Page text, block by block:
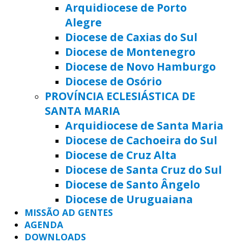
Arquidiocese de Porto
Alegre
Diocese de Caxias do Sul
Diocese de Montenegro
Diocese de Novo Hamburgo
Diocese de Osório
PROVÍNCIA ECLESIÁSTICA DE
SANTA MARIA
Arquidiocese de Santa Maria
Diocese de Cachoeira do Sul
Diocese de Cruz Alta
Diocese de Santa Cruz do Sul
Diocese de Santo Ângelo
Diocese de Uruguaiana
MISSÃO AD GENTES
AGENDA
DOWNLOADS